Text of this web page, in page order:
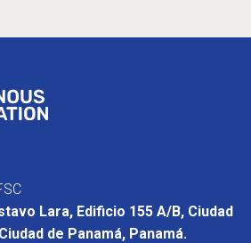
Lara, Edificio 155 A/B, Ciudad
de Panamá, Panamá.